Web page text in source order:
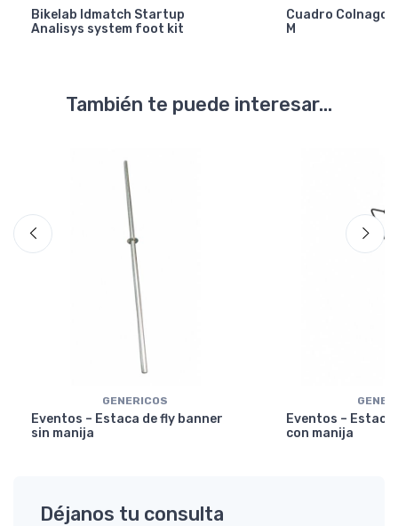
Bikelab Idmatch Startup
Analisys system foot kit
Cuadro Colnago
M
También te puede interesar...
GENERICOS
Eventos – Estaca de fly banner
sin manija
Eventos –
con manija
Déjanos tu consulta